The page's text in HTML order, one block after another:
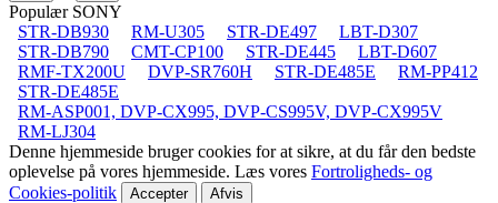
Populær SONY
STR-DB930
RM-U305 STR-DE497
LBT-D307
STR-DB790
CMT-CP100 STR-DE445
LBT-D607
RMF-TX200U
DVP-SR760H STR-DE485E
RM-PP412
STR-DE485E
RM-ASP001, DVP-CX995, DVP-CS995V, DVP-CX995V
RM-LJ304
Denne hjemmeside bruger cookies for at sikre, at du får den bedste
oplevelse på vores hjemmeside. Læs vores Fortroligheds- og
Cookies-politik
Accepter Afvis